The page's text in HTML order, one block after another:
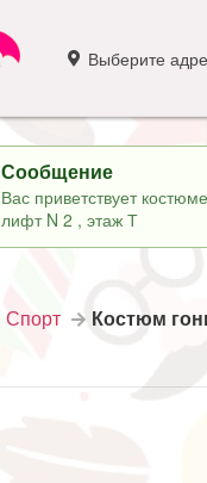
Выберите
Сообщение
Вас приветствует
лифт N 2 , этаж Т
Спорт Костюм